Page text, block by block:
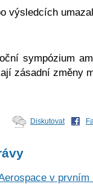
výsledcích
sympózium
zásadní změny
Diskutovat
v